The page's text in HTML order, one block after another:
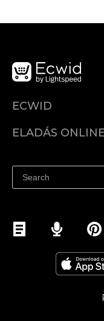
ECWID
Árkalkuláció
ELADÁS ONLINE
Eladás a Facebookon
Eladás Instagramon